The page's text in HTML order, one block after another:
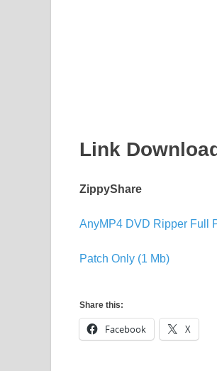
Link
ZippyShare
AnyMP4 DVD Ripper Full
Patch Only (1 Mb)
Share this:
Facebook X